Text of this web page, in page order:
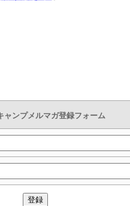
ャンプメルマガ登録フォーム